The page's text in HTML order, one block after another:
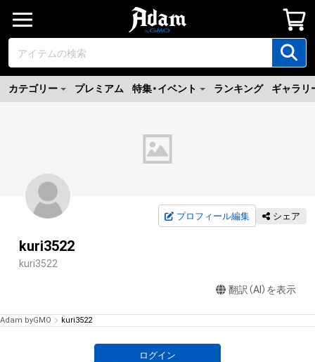
カテゴリー プレミアム 特集・イベント ランキング ギャラリ
プロフィール編集 シェア
kuri3522
kuri3522
翻訳（AI）を表示
Adam byGMO kuri3522
ログイン